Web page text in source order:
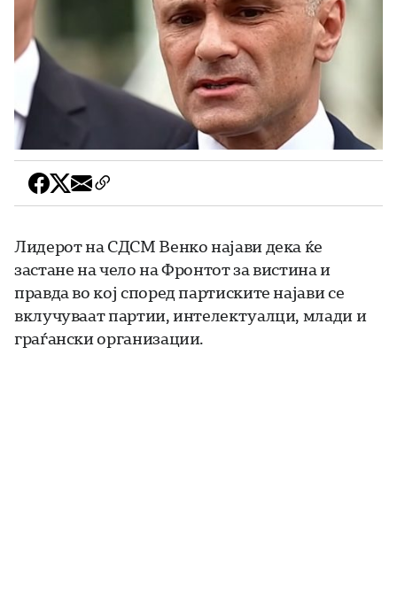
Лидерот на СДСМ Венко најави дека ќе
застане на чело на Фронтот за вистина и
правда во кој според партиските најави се
вклучуваат партии, интелектуалци, млади и
граѓански организации.